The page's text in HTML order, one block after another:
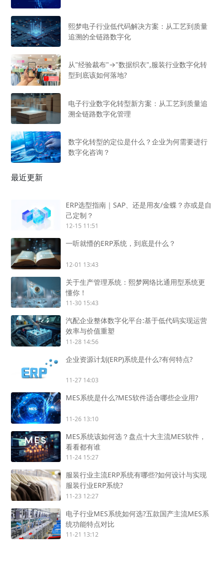
熙梦电子行业低代码解决方案：从工艺到质量
追溯的全链路数字化
从"经验裁布"→"数据织衣",服装行业数字化转
型到底该如何落地?
电子行业数字化转型新方案：从工艺到质量追
溯全链路数字化管理
数字化转型的定位是什么？企业为何需要进行
数字化咨询？
最近更新
ERP选型指南｜SAP、还是用友/金蝶？亦或是自
己定制？
12-15 11:51
一听就懵的ERP系统，到底是什么？
12-01 13:43
关于生产管理系统：熙梦网络比通用型系统更
懂你！
11-30 15:43
汽配企业整体数字化平台:基于低代码实现运营
效率与价值重塑
11-28 14:56
企业资源计划(ERP)系统是什么?有何特点?
11-27 14:03
MES系统是什么?MES软件适合哪些企业用?
11-26 13:10
MES系统该如何选？盘点十大主流MES软件，
看看都有谁
11-24 15:27
服装行业主流ERP系统有哪些?如何设计与实现
服装行业ERP系统?
11-23 12:27
电子行业MES系统如何选?五款国产主流MES系
统功能特点对比
11-21 13:12